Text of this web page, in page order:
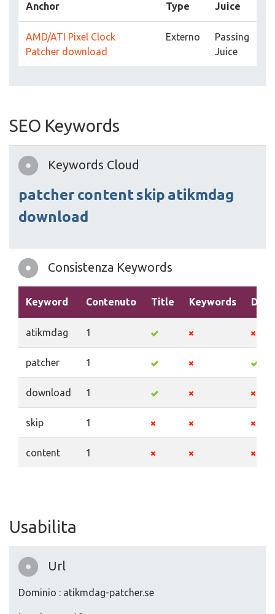
Anchor Type Juice
AMD/ATI Pixel Clock
Patcher download
Externo
Passing
Juice
SEO Keywords
Keywords Cloud
patchercontentskip atikmdag
download
Consistenza Keywords
Keyword Contenuto Title Keywords
atikmdag 1
patcher 1
download 1
skip 1
content 1
Usabilita
Url
Dominio : atikmdag-patcher.se